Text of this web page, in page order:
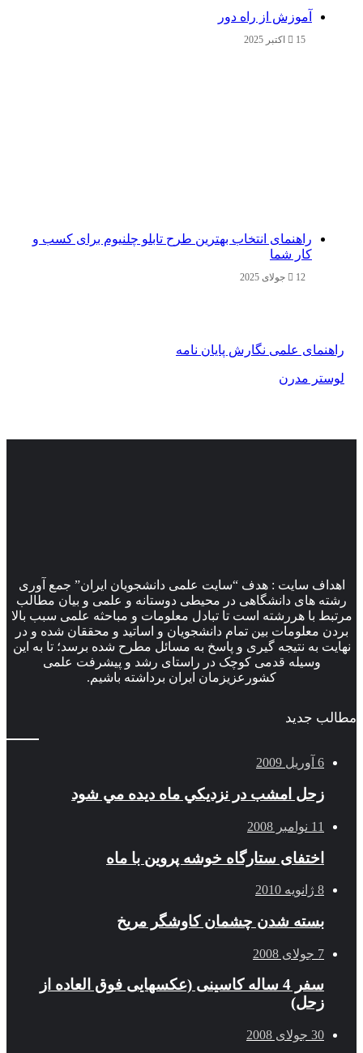
آموزش از راه دور
15 اکتبر 2025
راهنمای انتخاب بهترین طرح تابلو چلنیوم برای کسب و
کار شما
12 جولای 2025
راهنمای علمی نگارش پایان نامه
لوستر مدرن
اهداف سایت : هدف “سایت علمی دانشجویان ایران” جمع آوری
رشته های دانشگاهی در محیطی دوستانه و علمی و بیان مطالب
مرتبط با هررشته است تا تبادل معلومات و مباحثه علمی سبب بالا
بردن معلومات بین تمام دانشجویان و اساتید و محققان شده و در
نهایت به نتیجه گیری و پاسخ به مسائل مطرح شده برسد؛ تا به این
وسیله قدمی کوچک در راستای رشد و پیشرفت علمی
کشورعزیزمان ایران برداشته باشیم.
مطالب جدید
6 آوریل 2009
زحل امشب در نزديكي ماه ديده مي شود
11 نوامبر 2008
اختفای ستارگاه خوشه پروین با ماه
8 ژانویه 2010
بسته شدن چشمان کاوشگر مريخ
7 جولای 2008
سفر 4 ساله کاسینی (عکسهایی فوق العاده از
زحل)
30 جولای 2008